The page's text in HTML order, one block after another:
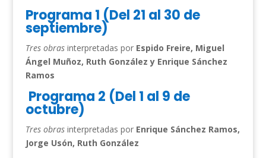
Programa 1 (Del 21 al 30 de
septiembre)
Tres obrasinterpretadas por Espido Freire, Miguel
Ángel Muñoz, Ruth González y Enrique Sánchez
Ramos
Programa 2 (Del 1 al 9 de
octubre)
Tres obrasinterpretadas por Enrique Sánchez Ramos,
Jorge Usón, Ruth González